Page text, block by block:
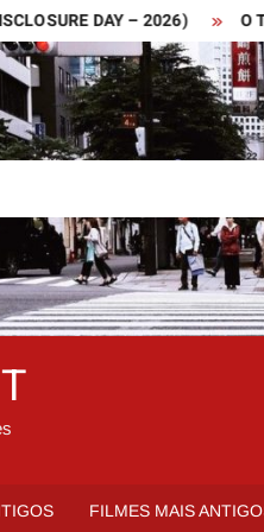
DAY – 2026) O
FILMES MAIS